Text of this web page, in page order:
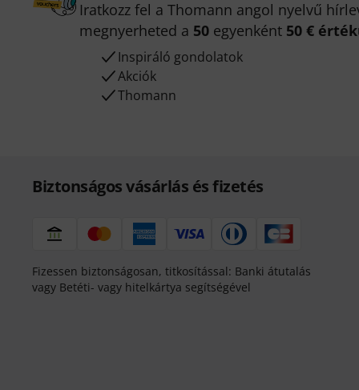
Iratkozz fel a Thomann angol nyelvű
megnyerheted a 50 egyenként 50 €
Inspiráló gondolatok
Akciók
Thomann
Biztonságos vásárlás és fizetés
Fizessen biztonságosan, titkosítással: Banki átutalás
vagy Betéti- vagy hitelkártya segítségével